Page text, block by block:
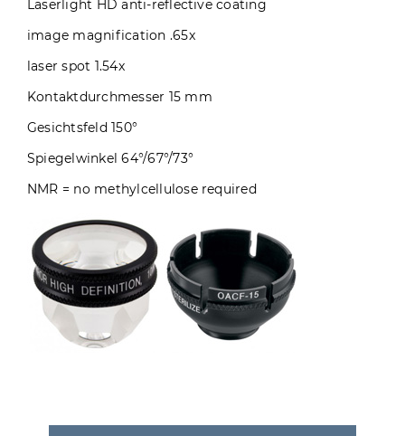
Laserlight HD anti-reflective coating
image magnification .65x
laser spot 1.54x
Kontaktdurchmesser 15 mm
Gesichtsfeld 150°
Spiegelwinkel 64°/67°/73°
NMR = no methylcellulose required